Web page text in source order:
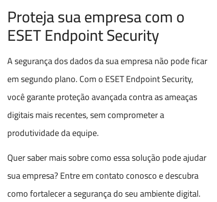
Proteja sua empresa com o
ESET Endpoint Security
A segurança dos dados da sua empresa não pode ficar
em segundo plano. Com o ESET Endpoint Security,
você garante proteção avançada contra as ameaças
digitais mais recentes, sem comprometer a
produtividade da equipe.
Quer saber mais sobre como essa solução pode ajudar
sua empresa? Entre em contato conosco e descubra
como fortalecer a segurança do seu ambiente digital.